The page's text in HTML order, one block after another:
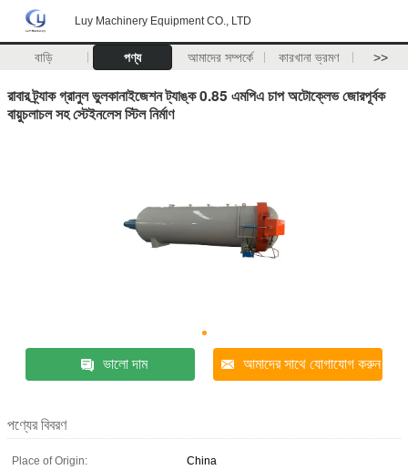
Luy Machinery Equipment CO., LTD
বাড়ি পণ্য আমাদের সম্পর্কে কারখানা ভ্রমণ >>
রাবার ট্র্যাক গ্রানুল ভুলকানাইজেশন ট্যাঙ্ক 0.85 এমপিএ চাপ অটোক্লেভ জোরপূর্বক
বায়ুচলাচল সহ স্টেইনলেস স্টিল নির্মাণ
ভালো দাম আমাদের সাথে যোগাযোগ করুন
পণ্যের বিবরণ
Place of Origin:
China